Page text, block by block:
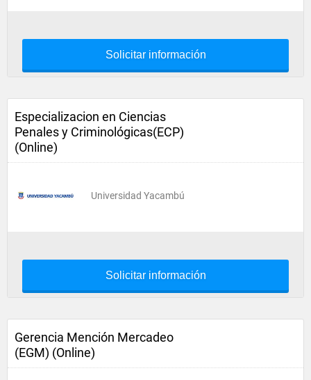
Solicitar información
Especializacion en Ciencias
Penales y Criminológicas(ECP)
(Online)
Universidad Yacambú
Solicitar información
Gerencia Mención Mercadeo
(EGM) (Online)